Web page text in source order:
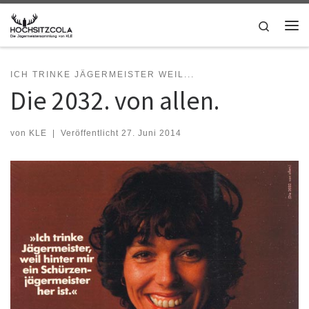
Zum Inhalt springen
Search
ICH TRINKE JÄGERMEISTER WEIL...
Die 2032. von allen.
von KLE Veröffentlicht 27. Juni 2014